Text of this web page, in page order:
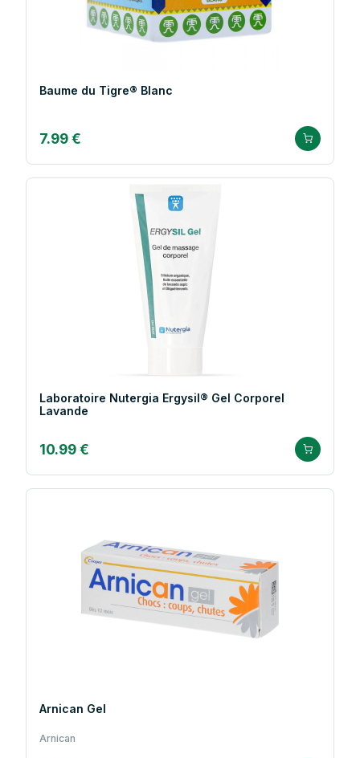
Baume du Tigre® Blanc
7.99 €
Laboratoire Nutergia Ergysil® Gel Corporel
Lavande
10.99 €
Arnican Gel
Arnican